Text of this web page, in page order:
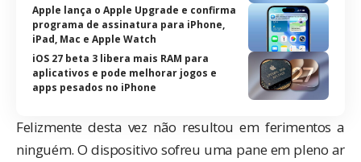
Apple lança o Apple Upgrade e confirma
programa de assinatura para iPhone,
iPad, Mac e Apple Watch
iOS 27 beta 3 libera mais RAM para
aplicativos e pode melhorar jogos e
apps pesados no iPhone
Felizmente desta vez não resultou em ferimentos a
ninguém. O dispositivo sofreu uma pane em pleno ar